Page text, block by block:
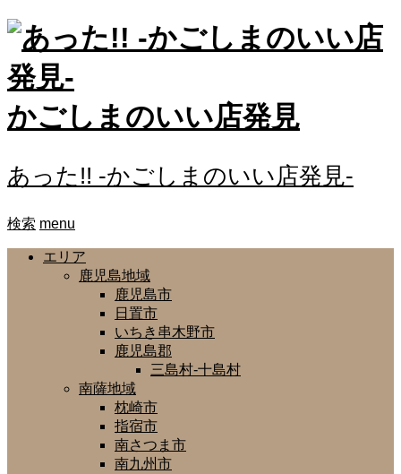
かごしまのいい店発見
あった!! -かごしまのいい店発見-
検索 menu
エリア
鹿児島地域
鹿児島市
日置市
いちき串木野市
鹿児島郡
三島村-十島村
南薩地域
枕崎市
指宿市
南さつま市
南九州市